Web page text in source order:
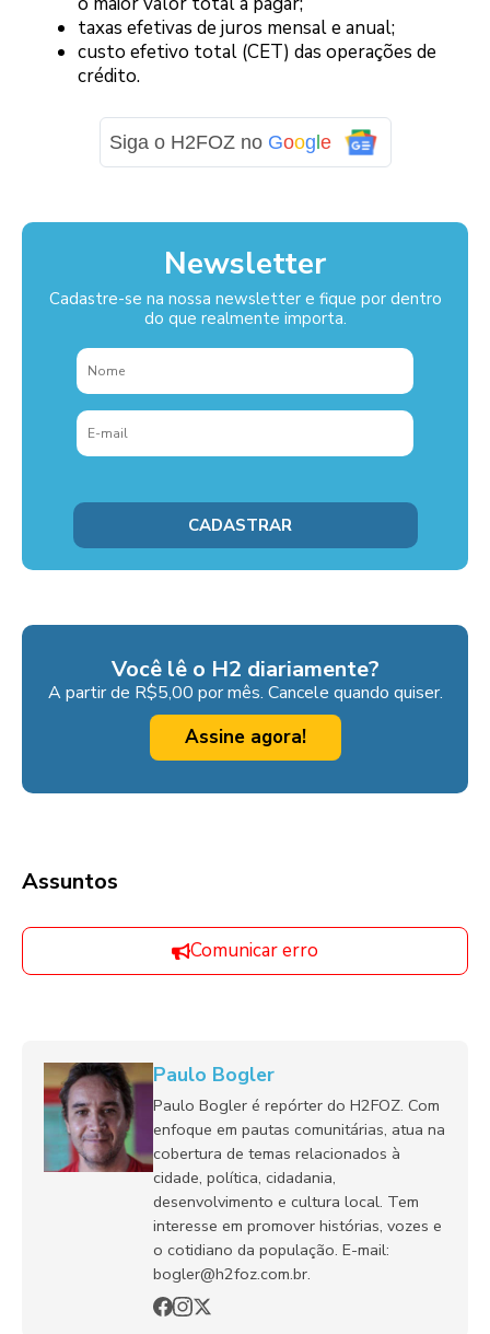
taxas efetivas de juros mensal e anual;
custo efetivo total (CET) das operações de
crédito.
Siga o H2FOZ no Google
Newsletter
Cadastre-se na nossa newsletter e fique por dentro
do que realmente importa.
Você lê o H2 diariamente?
A partir de R$5,00 por mês. Cancele quando quiser.
Assine agora!
Assuntos
Comunicar erro
Paulo Bogler
Paulo Bogler é repórter do H2FOZ. Com
enfoque em pautas comunitárias, atua na
cobertura de temas relacionados à
cidade, política, cidadania,
desenvolvimento e cultura local. Tem
interesse em promover histórias, vozes e
o cotidiano da população. E-mail:
bogler@h2foz.com.br.